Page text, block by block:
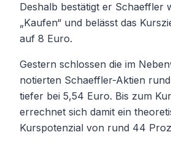
Deshalb bestätigt er Schaeffler
„Kaufen“ und belässt das
auf 8 Euro.
Gestern schlossen die im
notierten Schaeffler-Aktien
tiefer bei 5,54 Euro. Bis zum
errechnet sich damit ein
Kurspotenzial von rund 44